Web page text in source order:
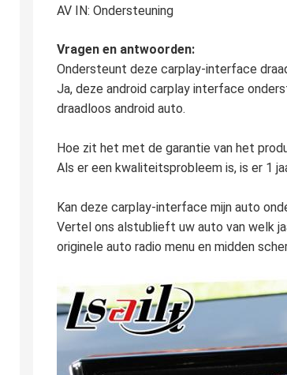
AV IN: Ondersteuning
Vragen en antwoorden:
Ondersteunt deze carplay-interface
Ja, deze android carplay interface
draadloos android auto.
Hoe zit het met de garantie van het
Als er een kwaliteitsprobleem is, is er 1
Kan deze carplay-interface mijn auto
Vertel ons alstublieft uw auto van welk
originele auto radio menu en midden